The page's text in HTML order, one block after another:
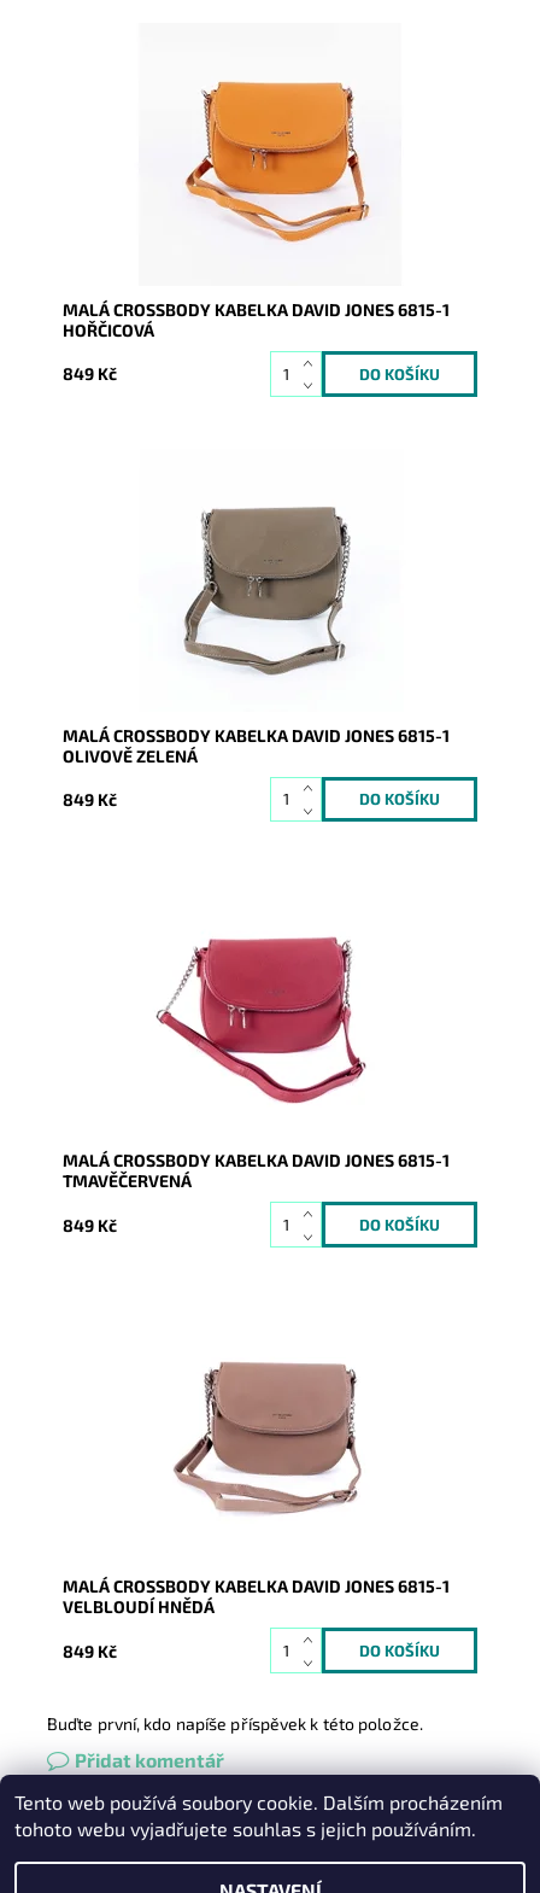
Jones s výraznými stříbrnými zipy a logem na čelní
Skladem
16504
David Jones Paris
2 roky
MALÁ CROSSBODY KABELKA DAVID JONES 6815-1
HOŘČICOVÁ
849 Kč
David Jones s výraznými stříbrnými zipy a logem na
Skladem
16503
David Jones Paris
2 roky
MALÁ CROSSBODY KABELKA DAVID JONES 6815-1
OLIVOVĚ ZELENÁ
849 Kč
David Jones s výraznými stříbrnými zipy a logem na
Skladem
16502
David Jones Paris
2 roky
MALÁ CROSSBODY KABELKA DAVID JONES 6815-1
TMAVĚČERVENÁ
849 Kč
David Jones s výraznými stříbrnými zipy a logem na
Skladem
16505
David Jones Paris
2 roky
MALÁ CROSSBODY KABELKA DAVID JONES 6815-1
VELBLOUDÍ HNĚDÁ
849 Kč
Buďte první, kdo napíše příspěvek k této položce.
Přidat komentář
Heureka.cz | Zboží.cz Oázakabelek
Tento web používá soubory cookie. Dalším procházením
tohoto webu vyjadřujete souhlas s jejich používáním.